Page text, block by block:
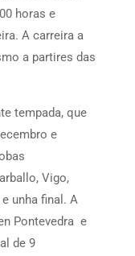
horas e
A carreira a
a partires das
tempada, que
e
Vigo,
unha final. A
Pontevedra e
de 9